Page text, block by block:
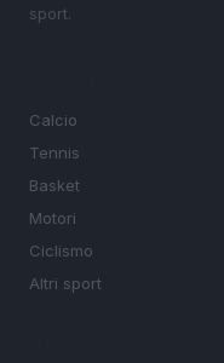
sport.
Calcio
Tennis
Basket
Motori
Ciclismo
Altri sport